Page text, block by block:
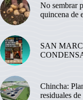
No sembrar
quincena de
SAN
Chincha:
residuales